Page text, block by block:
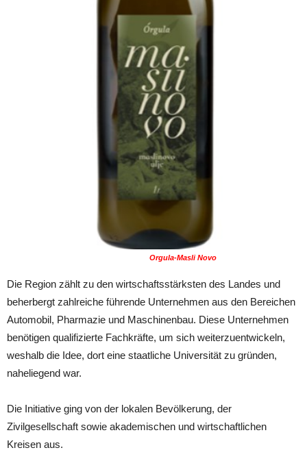
Orgula-Masli Novo
Die Region zählt zu den wirtschaftsstärksten des Landes und
beherbergt zahlreiche führende Unternehmen aus den Bereichen
Automobil, Pharmazie und Maschinenbau. Diese Unternehmen
benötigen qualifizierte Fachkräfte, um sich weiterzuentwickeln,
weshalb die Idee, dort eine staatliche Universität zu gründen,
naheliegend war.
Die Initiative ging von der lokalen Bevölkerung, der
Zivilgesellschaft sowie akademischen und wirtschaftlichen
Kreisen aus.